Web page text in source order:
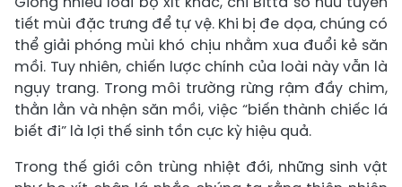
tiết mùi đặc trưng để tự vệ. Khi bị đe dọa, chúng có
thể giải phóng mùi khó chịu nhằm xua đuổi kẻ săn
mồi. Tuy nhiên, chiến lược chính của loài này vẫn là
ngụy trang. Trong môi trường rừng rậm đầy chim,
thằn lằn và nhện săn mồi, việc “biến thành chiếc lá
biết đi” là lợi thế sinh tồn cực kỳ hiệu quả.
Trong thế giới côn trùng nhiệt đới, những sinh vật